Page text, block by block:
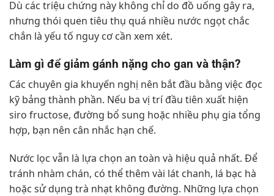
Dù các triệu chứng này không chỉ do đồ uống gây ra,
nhưng thói quen tiêu thụ quá nhiều nước ngọt chắc
chắn là yếu tố nguy cơ cần xem xét.
Làm gì để giảm gánh nặng cho gan và thận?
Các chuyên gia khuyến nghị nên bắt đầu bằng việc đọc
kỹ bảng thành phần. Nếu ba vị trí đầu tiên xuất hiện
siro fructose, đường bổ sung hoặc nhiều phụ gia tổng
hợp, bạn nên cân nhắc hạn chế.
Nước lọc vẫn là lựa chọn an toàn và hiệu quả nhất. Để
tránh nhàm chán, có thể thêm vài lát chanh, lá bạc hà
hoặc sử dụng trà nhạt không đường. Những lựa chọn